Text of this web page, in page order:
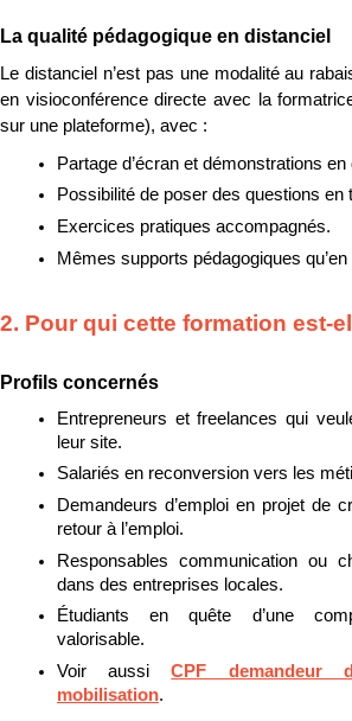
La qualité pédagogique en distanciel
Le distanciel n’est pas une modalité au
en visioconférence directe avec la
sur une plateforme), avec :
Partage d’écran et démonstrations en
Possibilité de poser des questions en
Exercices pratiques accompagnés.
Mêmes supports pédagogiques
2. Pour qui cette formation est-
Profils concernés
Entrepreneurs et freelances qui
leur site.
Salariés en reconversion vers les
Demandeurs d’emploi en projet de
retour à l’emploi.
Responsables communication ou
dans des entreprises locales.
Étudiants en quête d’une
valorisable.
Voir aussi CPF demandeur
mobilisation.